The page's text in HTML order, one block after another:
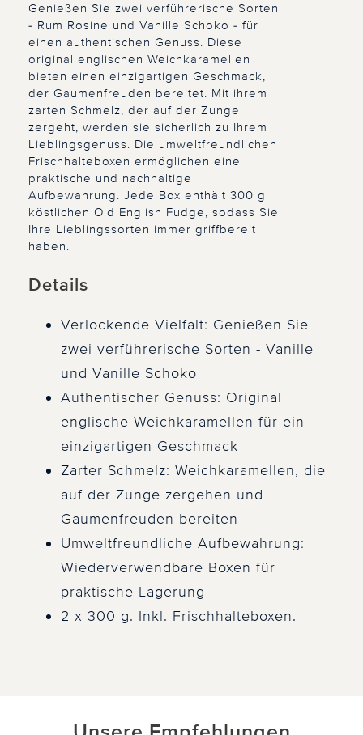
Genießen Sie zwei verführerische Sorten
- Rum Rosine und Vanille Schoko - für
einen authentischen Genuss. Diese
original englischen Weichkaramellen
bieten einen einzigartigen Geschmack,
der Gaumenfreuden bereitet. Mit ihrem
zarten Schmelz, der auf der Zunge
zergeht, werden sie sicherlich zu Ihrem
Lieblingsgenuss. Die umweltfreundlichen
Frischhalteboxen ermöglichen eine
praktische und nachhaltige
Aufbewahrung. Jede Box enthält 300 g
köstlichen Old English Fudge, sodass Sie
Ihre Lieblingssorten immer griffbereit
haben.
Details
Verlockende Vielfalt: Genießen Sie
zwei verführerische Sorten - Vanille
und Vanille Schoko
Authentischer Genuss: Original
englische Weichkaramellen für ein
einzigartigen Geschmack
Zarter Schmelz: Weichkaramellen, die
auf der Zunge zergehen und
Gaumenfreuden bereiten
Umweltfreundliche Aufbewahrung:
Wiederverwendbare Boxen für
praktische Lagerung
2 x 300 g. Inkl. Frischhalteboxen.